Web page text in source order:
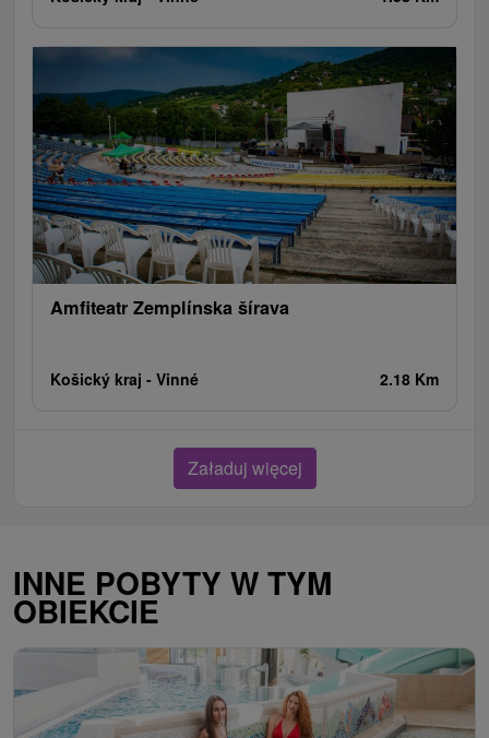
Amfiteatr Zemplínska šírava
Košický kraj - Vinné 2.18 Km
Załaduj więcej
INNE POBYTY W TYM
OBIEKCIE